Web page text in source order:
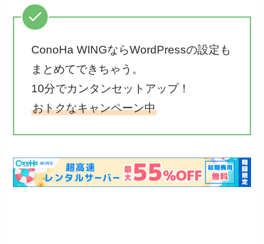
ConoHa WINGならWordPressの設定も
まとめてできちゃう。
10分でカンタンセットアップ！
おトクなキャンペーン中